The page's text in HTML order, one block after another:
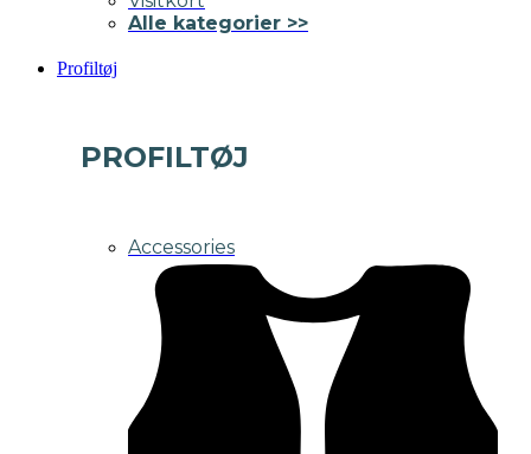
Alle kategorier >>
Profiltøj
PROFILTØJ
Accessories